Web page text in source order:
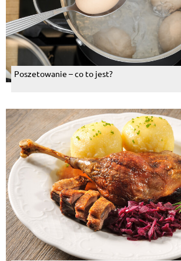
Poszetowanie – co to jest?